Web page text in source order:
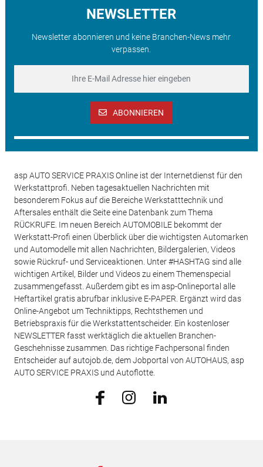
NEWSLETTER
Newsletter abonnieren und keine Branchen-News mehr
verpassen.
ABONNIEREN
asp AUTO SERVICE PRAXIS Online ist der Internetdienst für den
Werkstattprofi. Neben tagesaktuellen Nachrichten mit
besonderem Fokus auf die Bereiche Werkstatttechnik und
Aftersales enthält die Seite eine Datenbank zum Thema
RÜCKRUFE. Im neuen Bereich AUTOMOBILE bekommt der
Werkstatt-Profi einen Überblick über die wichtigsten Automarken
und Automodelle mit allen Nachrichten, Bildergalerien, Videos
sowie Rückruf- und Serviceaktionen. Unter #HASHTAG sind alle
wichtigen Artikel, Bilder und Videos zu einem Themenspecial
zusammengefasst. Außerdem gibt es im asp-Onlineportal alle
Heftartikel gratis abrufbar inklusive E-PAPER. Ergänzt wird das
Online-Angebot um Techniktipps, Rechtsthemen und
Betriebspraxis für die Werkstattentscheider. Ein kostenloser
NEWSLETTER fasst werktäglich die aktuellen Branchen-
Geschehnisse zusammen. Das richtige Fachpersonal finden
Entscheider auf autojob.de, dem Jobportal von AUTOHAUS, asp
AUTO SERVICE PRAXIS und Autoflotte.